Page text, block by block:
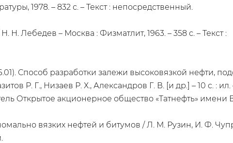
1978. – 832 с. – Текст : непосредственный.
Лебедев – Москва : Физматлит, 1963. – 358 с. – Текст :
Способ разработки залежи высоковязкой нефти,
Р. Г., Низаев Р. Х., Александров Г. В. [и др.] – 10 с. : ил.
Открытое акционерное общество «Татнефть»
вязких нефтей и битумов / Л. М. Рузин, И. Ф.